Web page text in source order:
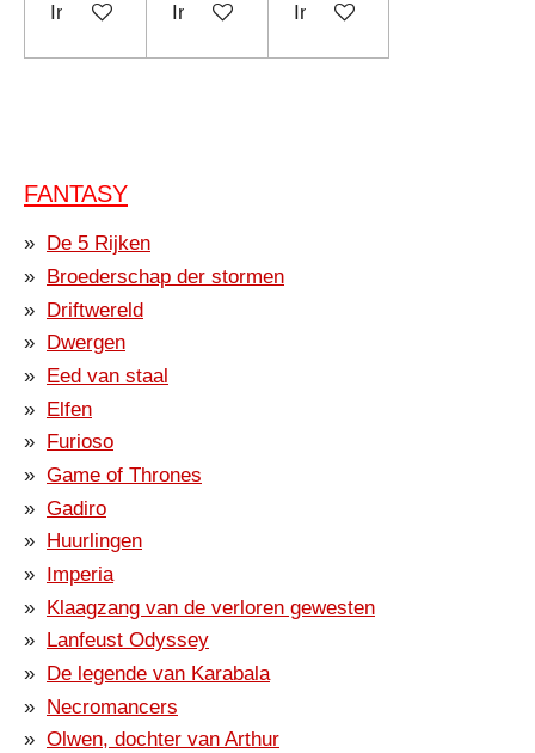
In winkelwagenIn winkelwagenIn winkelwagen
FANTASY
De 5 Rijken
Broederschap der stormen
Driftwereld
Dwergen
Eed van staal
Elfen
Furioso
Game of Thrones
Gadiro
Huurlingen
Imperia
Klaagzang van de verloren gewesten
Lanfeust Odyssey
De legende van Karabala
Necromancers
Olwen, dochter van Arthur